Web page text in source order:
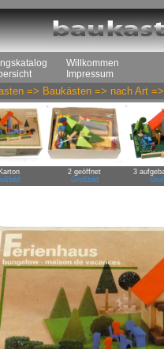
Willkommen
Impressum
=> Baukästen => nach Art
2 geöffnet
Großbild
3